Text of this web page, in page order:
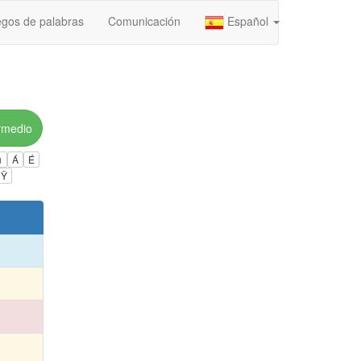
de palabras Comunicación Español
Á
É
Ÿ